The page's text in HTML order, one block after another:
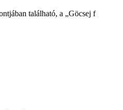
található, a „Göcsej f